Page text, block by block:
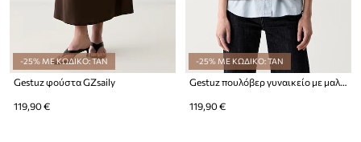
-25% ΜΕ ΚΩΔΙΚΟ: TAN
Gestuz φούστα GZsaily
119,90 €
-25% ΜΕ ΚΩΔΙΚΟ: TAN
Gestuz πουλόβερ γυναικείο με μαλλί
119,90 €